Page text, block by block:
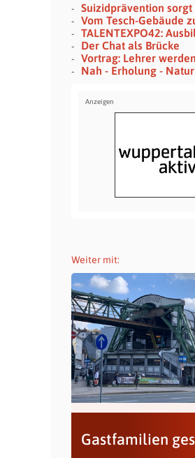
Suizidprävention sorgt
Vom Tesch-Gebäude
TALENTEXPO42:
Der Chat als Brücke
Vortrag: Lehrer
Nah - Erholung -
Weiter mit:
Gastfamilien